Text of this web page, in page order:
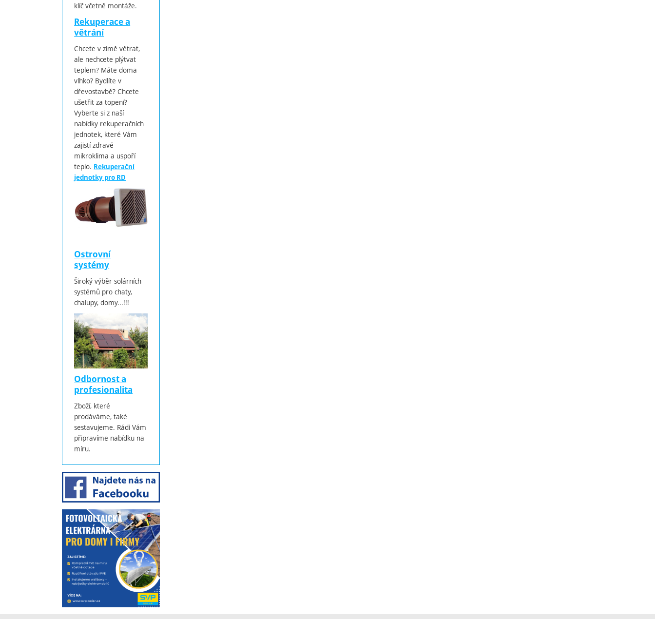
klíč včetně montáže.
Rekuperace a
větrání
Chcete v zimě větrat,
ale nechcete plýtvat
teplem? Máte doma
vlhko? Bydlíte v
dřevostavbě? Chcete
ušetřit za topení?
Vyberte si z naší
nabídky rekuperačních
jednotek, které Vám
zajistí zdravé
mikroklima a uspoří
teplo. Rekuperační
jednotky pro RD
Ostrovní
systémy
Široký výběr solárních
systémů pro chaty,
chalupy, domy...!!!
Odbornost a
profesionalita
Zboží, které
prodáváme, také
sestavujeme. Rádi Vám
připravíme nabídku na
míru.